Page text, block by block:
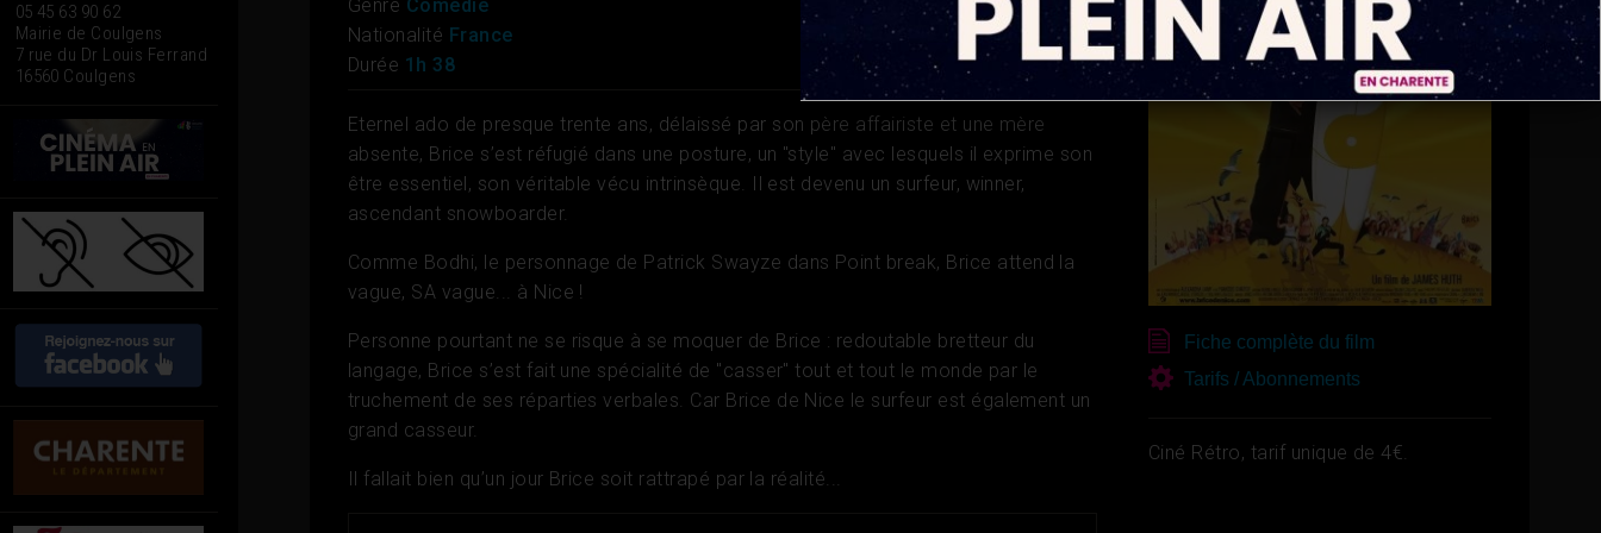
05 45 63 90 62
Mairie de Coulgens
7 rue du Dr Louis Ferrand
16560 Coulgens
Genre Comédie
Nationalité France
Durée 1h 38
Eternel ado de presque trente ans, délaissé par son père affairiste et une mère
absente, Brice s’est réfugié dans une posture, un "style" avec lesquels il exprime son
être essentiel, son véritable vécu intrinsèque. Il est devenu un surfeur, winner,
ascendant snowboarder.
Comme Bodhi, le personnage de Patrick Swayze dans Point break, Brice attend la
vague, SA vague... à Nice !
Personne pourtant ne se risque à se moquer de Brice : redoutable bretteur du
langage, Brice s’est fait une spécialité de "casser" tout et tout le monde par le
truchement de ses réparties verbales. Car Brice de Nice le surfeur est également un
grand casseur.
Il fallait bien qu’un jour Brice soit rattrapé par la réalité...
Fiche complète du film
Tarifs / Abonnements
Ciné Rétro, tarif unique de 4€.